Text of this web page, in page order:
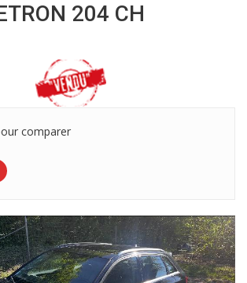
204 CH
comparer